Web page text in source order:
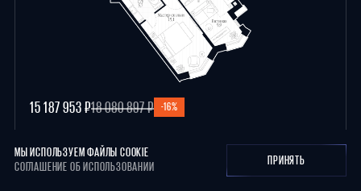
15 187 953 ₽18 080 897 ₽ -16%
МЫ ИСПОЛЬЗУЕМ ФАЙЛЫ COOKIE
СОГЛАШЕНИЕ ОБ ИСПОЛЬЗОВАНИИ
ПРИНЯТЬ